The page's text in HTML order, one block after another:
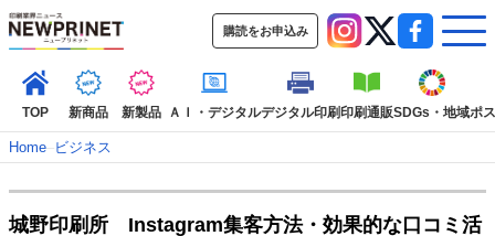
購読をお申込み
TOP 新商品 新製品 ＡＩ・デジタルデジタル印刷印刷通販SDGs・地域ポ
Home–ビジネス
城野印刷所 Instagram集客方法・効果的な口コミ活